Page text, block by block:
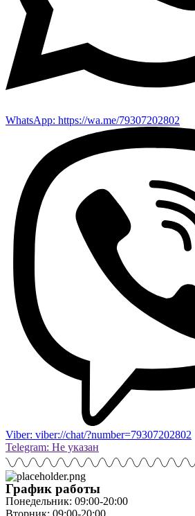
WhatsApp: https://wa.me/79307202802
Viber: viber://chat/?number=79307202802
Telegram: Не указан
График работы
Понедельник: 09:00-20:00
Вторник: 09:00-20:00